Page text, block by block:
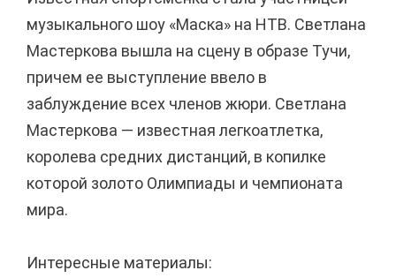
музыкального шоу «Маска» на НТВ. Светлана
Мастеркова вышла на сцену в образе Тучи,
причем ее выступление ввело в
заблуждение всех членов жюри. Светлана
Мастеркова — известная легкоатлетка,
королева средних дистанций, в копилке
которой золото Олимпиады и чемпионата
мира.
Интересные материалы: